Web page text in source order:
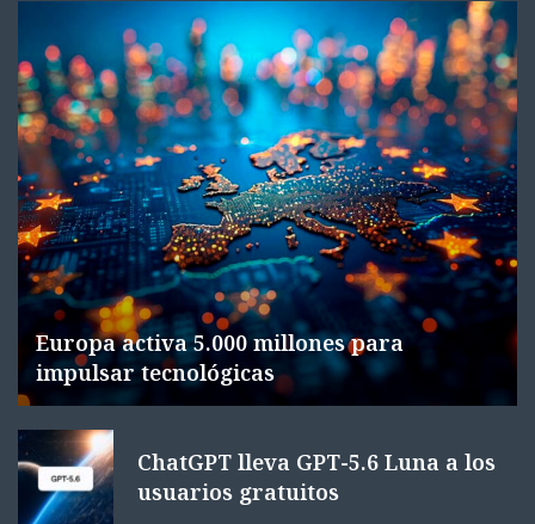
Europa activa 5.000 millones para
impulsar tecnológicas
ChatGPT lleva GPT-5.6 Luna a los
usuarios gratuitos